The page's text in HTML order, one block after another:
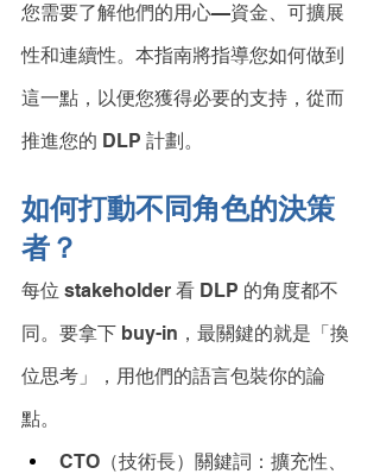
您需要了解他們的用心—資金、可擴展
性和連續性。本指南將指導您如何做到
這一點，以便您獲得必要的支持，從而
推進您的 DLP 計劃。
如何打動不同角色的決策
者？
每位 stakeholder 看 DLP 的角度都不
同。要拿下 buy-in，最關鍵的就是「換
位思考」，用他們的語言包裝你的論
點。
CTO（技術長）關鍵詞：擴充性、